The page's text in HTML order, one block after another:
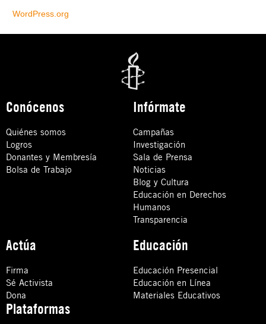
WordPress.org
Conócenos
Quiénes somos
Logros
Donantes y Membresía
Bolsa de Trabajo
Infórmate
Campañas
Investigación
Sala de Prensa
Noticias
Blog y Cultura
Educación en Derechos
Humanos
Transparencia
Actúa
Firma
Sé Activista
Dona
Educación
Educación Presencial
Educación en Línea
Materiales Educativos
Plataformas